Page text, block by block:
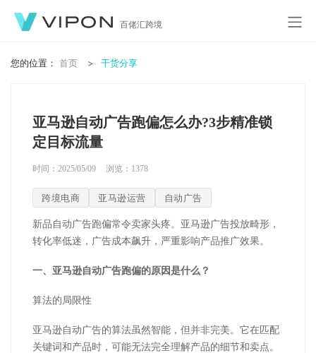
百佬汇跨境
您的位置： 首页 干货分享
亚马逊自动广告跑偏怎么办?3步精准锁
定目标流量
时间：2025/05/09 浏览： 1378
跨境电商 亚马逊运营 自动广告
新品自动广告跑偏常令卖家头疼。亚马逊广告投放畸形，
转化率低迷，广告成本飙升，严重影响产品推广效果。
一、亚马逊自动广告跑偏的原因是什么？
算法的局限性
亚马逊自动广告的算法虽然智能，但并非完美。它在匹配
关键词和产品时，可能无法完全理解产品的细节和卖点。